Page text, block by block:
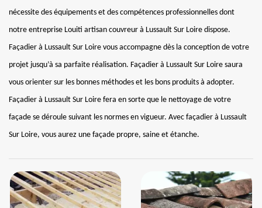
nécessite des équipements et des compétences professionnelles dont
notre entreprise Louiti artisan couvreur à Lussault Sur Loire dispose.
Façadier à Lussault Sur Loire vous accompagne dès la conception de votre
projet jusqu’à sa parfaite réalisation. Façadier à Lussault Sur Loire saura
vous orienter sur les bonnes méthodes et les bons produits à adopter.
Façadier à Lussault Sur Loire fera en sorte que le nettoyage de votre
façade se déroule suivant les normes en vigueur. Avec façadier à Lussault
Sur Loire, vous aurez une façade propre, saine et étanche.